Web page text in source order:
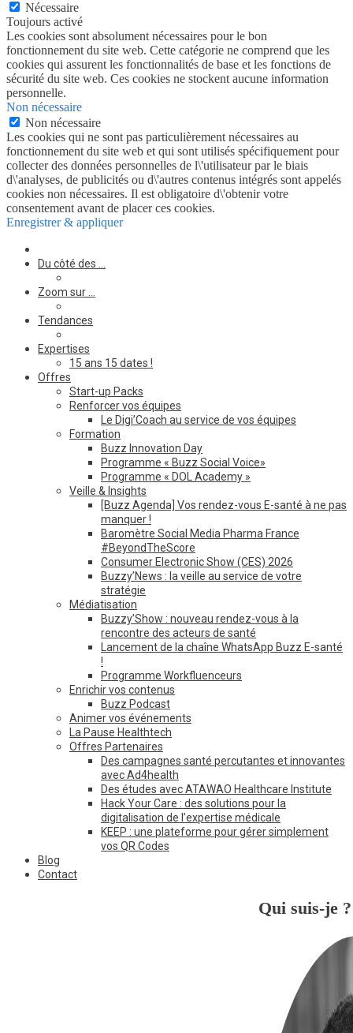
Nécessaire
Toujours activé
Les cookies sont absolument nécessaires pour le bon
fonctionnement du site web. Cette catégorie ne comprend que les
cookies qui assurent les fonctionnalités de base et les fonctions de
sécurité du site web. Ces cookies ne stockent aucune information
personnelle.
Non nécessaire
Non nécessaire
Les cookies qui ne sont pas particulièrement nécessaires au
fonctionnement du site web et qui sont utilisés spécifiquement pour
collecter des données personnelles de l\'utilisateur par le biais
d\'analyses, de publicités ou d\'autres contenus intégrés sont appelés
cookies non nécessaires. Il est obligatoire d\'obtenir votre
consentement avant de placer ces cookies.
Enregistrer & appliquer
Du côté des …
Zoom sur …
Tendances
Expertises
15 ans 15 dates !
Offres
Start-up Packs
Renforcer vos équipes
Le Digi’Coach au service de vos équipes
Formation
Buzz Innovation Day
Programme « Buzz Social Voice»
Programme « DOL Academy »
Veille & Insights
[Buzz Agenda] Vos rendez-vous E-santé à ne pas
manquer !
Baromètre Social Media Pharma France
#BeyondTheScore
Consumer Electronic Show (CES) 2026
Buzzy’News : la veille au service de votre
stratégie
Médiatisation
Buzzy’Show : nouveau rendez-vous à la
rencontre des acteurs de santé
Lancement de la chaîne WhatsApp Buzz E-santé
!
Programme Workfluenceurs
Enrichir vos contenus
Buzz Podcast
Animer vos événements
La Pause Healthtech
Offres Partenaires
Des campagnes santé percutantes et innovantes
avec Ad4health
Des études avec ATAWAO Healthcare Institute
Hack Your Care : des solutions pour la
digitalisation de l’expertise médicale
KEEP : une plateforme pour gérer simplement
vos QR Codes
Blog
Contact
Qui suis-je ?